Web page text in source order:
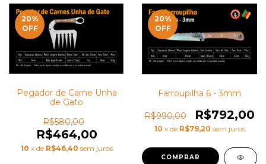
20%
OFF
Pegador de Carne Unha
de Gato
R$580,00
R$464,00
10 x de R$46,40 sem juros
20%
OFF
Farroupilha 6 - 3mm
R$990,00 R$792,00
10 x de R$79,20 sem juros